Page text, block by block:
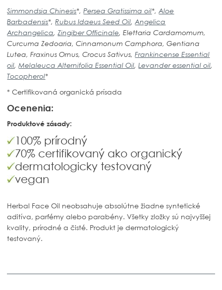
Simmondsia Chinesis*,Persea Gratissima oil*,Aloe
Barbadensis*,Rubus Idaeus Seed Oil,Angelica
Archangelica, Zingiber Officinale, Elettaria Cardamomum,
Curcuma Zedoaria, Cinnamonum Camphora, Gentiana
Lutea, Fraxinus Ornus, Crocus Sativus,Frankincense Essential
oil,Melaleuca Alternifolia Essential Oil,Levander essential oil,
Tocopherol*
* Certifikovaná organická prísada
Ocenenia:
Produktové zásady:
100% prírodný
70% certifikovaný ako organický
dermatologicky testovaný
vegan
Herbal Face Oil neobsahuje absolútne žiadne syntetické
aditíva, parfémy alebo parabény. Všetky zložky sú najvyššej
kvality, prírodné a čisté. Produkt je dermatologický
testovaný.